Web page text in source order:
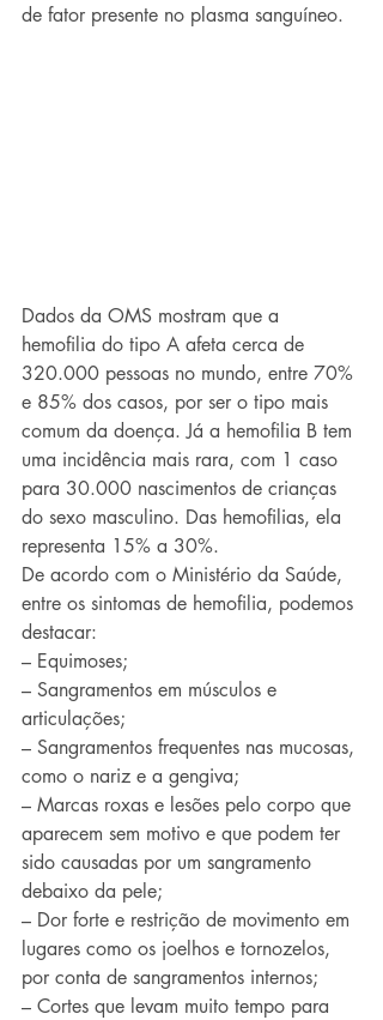
de fator presente no plasma sanguíneo.
Dados da OMS mostram que a
hemofilia do tipo A afeta cerca de
320.000 pessoas no mundo, entre 70%
e 85% dos casos, por ser o tipo mais
comum da doença. Já a hemofilia B tem
uma incidência mais rara, com 1 caso
para 30.000 nascimentos de crianças
do sexo masculino. Das hemofilias, ela
representa 15% a 30%.
De acordo com o Ministério da Saúde,
entre os sintomas de hemofilia, podemos
destacar:
– Equimoses;
– Sangramentos em músculos e
articulações;
– Sangramentos frequentes nas mucosas,
como o nariz e a gengiva;
– Marcas roxas e lesões pelo corpo que
aparecem sem motivo e que podem ter
sido causadas por um sangramento
debaixo da pele;
– Dor forte e restrição de movimento em
lugares como os joelhos e tornozelos,
por conta de sangramentos internos;
– Cortes que levam muito tempo para